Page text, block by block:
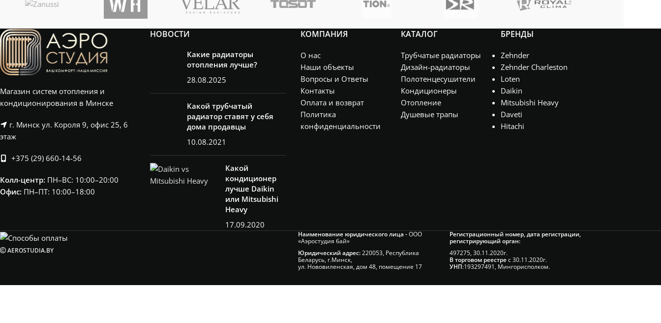
Магазин систем отопления и
кондиционирования в Минске
г. Минск ул. Короля 9, офис 25, 6
этаж
+375 (29) 660-14-56
Колл-центр: ПН–ВС: 10:00–20:00​
Офис: ПН–ПТ: 10:00–18:00
НОВОСТИ
Какие радиаторы
отопления лучше?
28.08.2025
Какой трубчатый
радиатор ставят у себя
дома продавцы
10.08.2021
Какой
кондиционер
лучше Daikin
или Mitsubishi
Heavy
17.09.2020
КОМПАНИЯ
О нас
Наши объекты
Вопросы и Ответы
Контакты
Оплата и возврат
Политика
конфиденциальности
КАТАЛОГ
Трубчатые радиаторы
Дизайн-радиаторы
Полотенцесушители
Кондиционеры
Отопление
Душевые трапы
БРЕНДЫ
Zehnder
Zehnder Charleston
Loten
Daikin
Mitsubishi Heavy
Daveti
Hitachi
AEROSTUDIA.BY
Наименование юридического лица -ООО
«Аэростудия бай»
Юридический адрес:220053, Республика
Беларусь, г.Минск,
ул. Нововиленская, дом 48, помещение 17
Регистрационный номер, дата регистрации,
регистрирующий орган:
497275, 30.11.2020г.
В торговом реестрес 30.11.2020г.
УНП:193297491, Мингорисполком.